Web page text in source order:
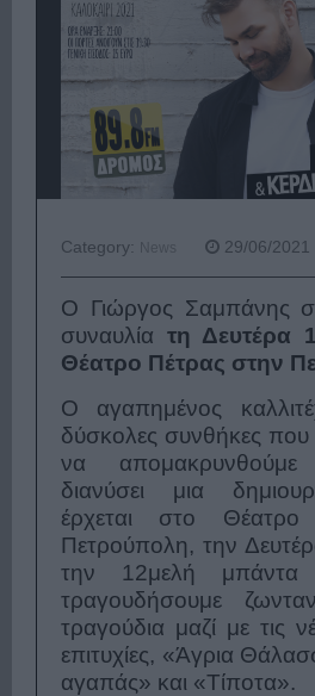
Category: News 29/06/2021
Ο Γιώργος Σαμπάνης
συναυλία τη Δευτέρα
Θέατρο Πέτρας στην
Ο αγαπημένος
δύσκολες συνθήκες
να
διανύσει μια
έρχεται στο
Πετρούπολη, την
την 12μελή
τραγουδήσουμε
τραγούδια μαζί με τις
επιτυχίες, «Άγρια
αγαπάς» και «Τίποτα».